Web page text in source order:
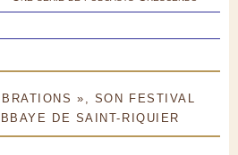
», SON FESTIVAL
DE SAINT-RIQUIER